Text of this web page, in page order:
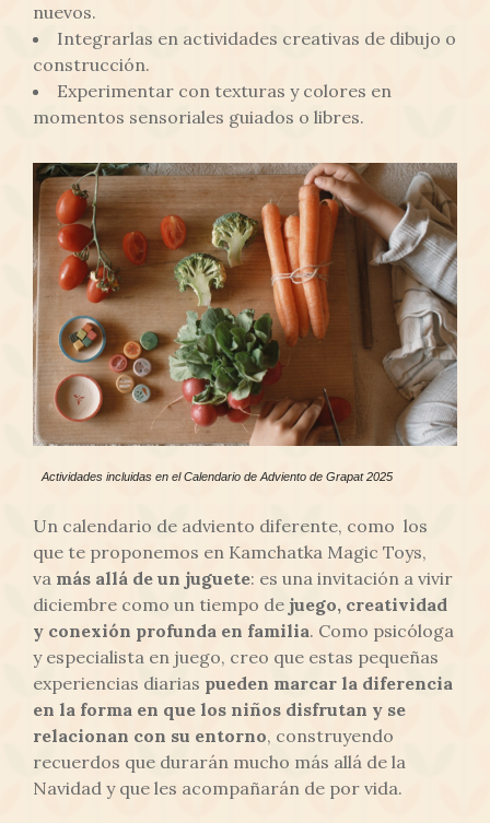
nuevos.
Integrarlas en actividades creativas de dibujo o
construcción.
Experimentar con texturas y colores en
momentos sensoriales guiados o libres.
Actividades incluidas en el Calendario de Adviento de Grapat 2025
Un calendario de adviento diferente, como los
que te proponemos en Kamchatka Magic Toys,
va más allá de un juguete: es una invitación a vivir
diciembre como un tiempo de juego, creatividad
y conexión profunda en familia. Como psicóloga
y especialista en juego, creo que estas pequeñas
experiencias diarias pueden marcar la diferencia
en la forma en que los niños disfrutan y se
relacionan con su entorno, construyendo
recuerdos que durarán mucho más allá de la
Navidad y que les acompañarán de por vida.